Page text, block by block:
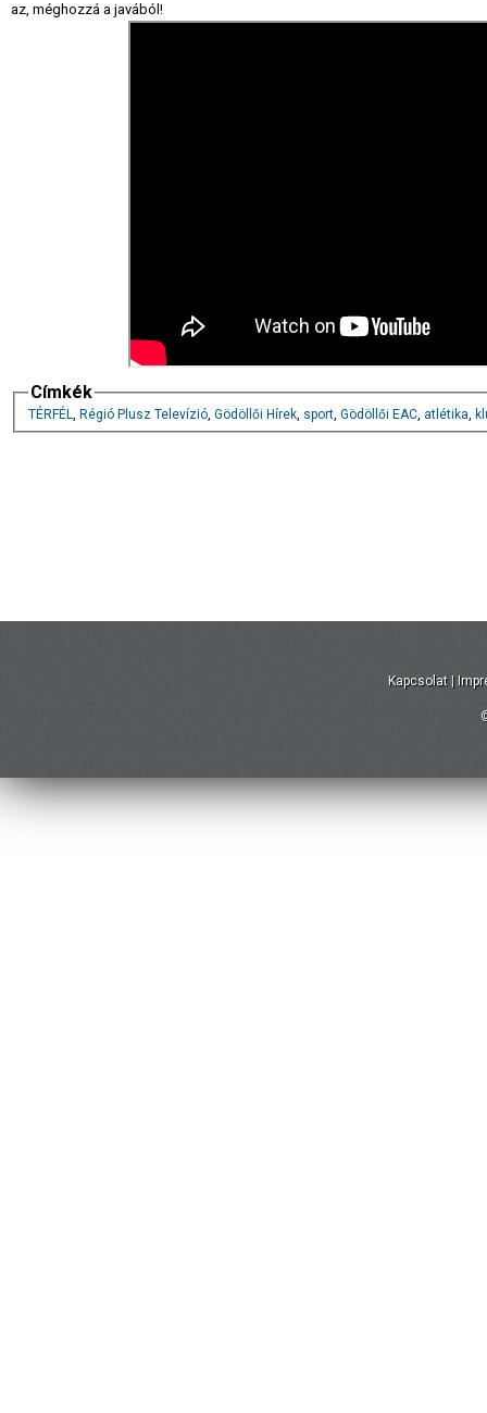
az, méghozzá a javából!
Címkék
TÉRFÉL, Régió Plusz Televízió, Gödöllői Hírek, sport, Gödöllői EAC, atlétika,
Kapcsolat |